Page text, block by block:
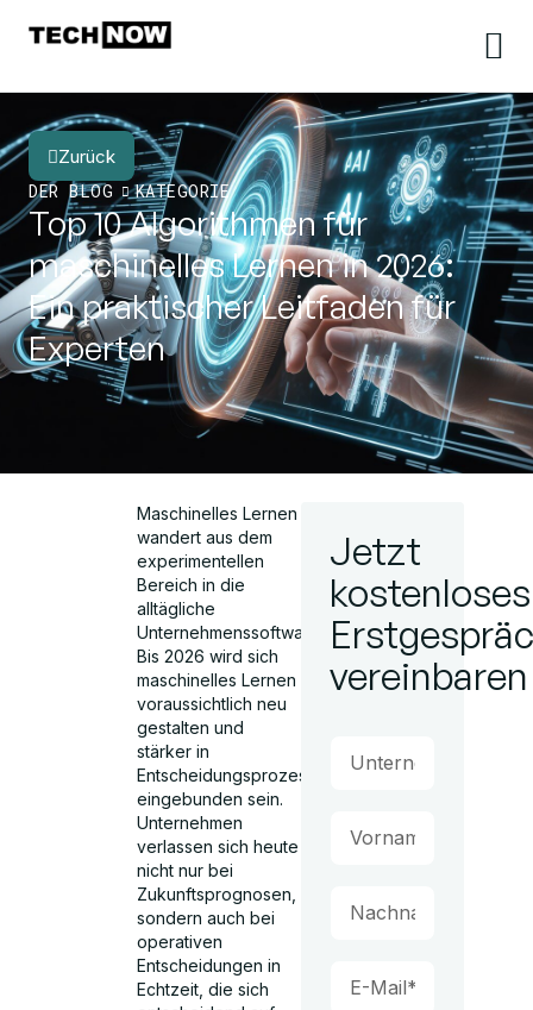
Zurück
DER BLOG
KATEGORIE
Top 10 Algorithmen für
maschinelles Lernen in 2026:
Ein praktischer Leitfaden für
Experten
Maschinelles Lernen
wandert aus dem
experimentellen
Bereich in die
alltägliche
Unternehmenssoftware.
Bis 2026 wird sich
maschinelles Lernen
voraussichtlich neu
gestalten und
stärker in
Entscheidungsprozesse
eingebunden sein.
Unternehmen
verlassen sich heute
nicht nur bei
Zukunftsprognosen,
sondern auch bei
operativen
Entscheidungen in
Echtzeit, die sich
Jetzt
kostenloses
vereinbaren